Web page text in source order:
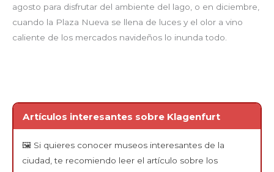
agosto para disfrutar del ambiente del lago, o en diciembre,
cuando la Plaza Nueva se llena de luces y el olor a vino
caliente de los mercados navideños lo inunda todo.
Artículos interesantes sobre Klagenfurt
🖼️ Si quieres conocer museos interesantes de la
ciudad, te recomiendo leer el artículo sobre los